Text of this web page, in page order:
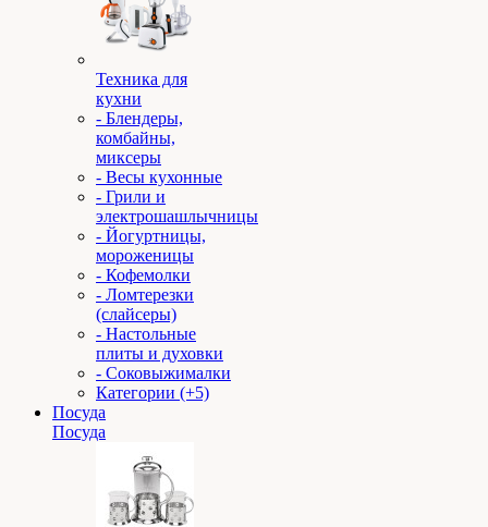
Техника для
кухни
- Блендеры,
комбайны,
миксеры
- Весы кухонные
- Грили и
электрошашлычницы
- Йогуртницы,
мороженицы
- Кофемолки
- Ломтерезки
(слайсеры)
- Настольные
плиты и духовки
- Соковыжималки
Категории (+5)
Посуда
Посуда